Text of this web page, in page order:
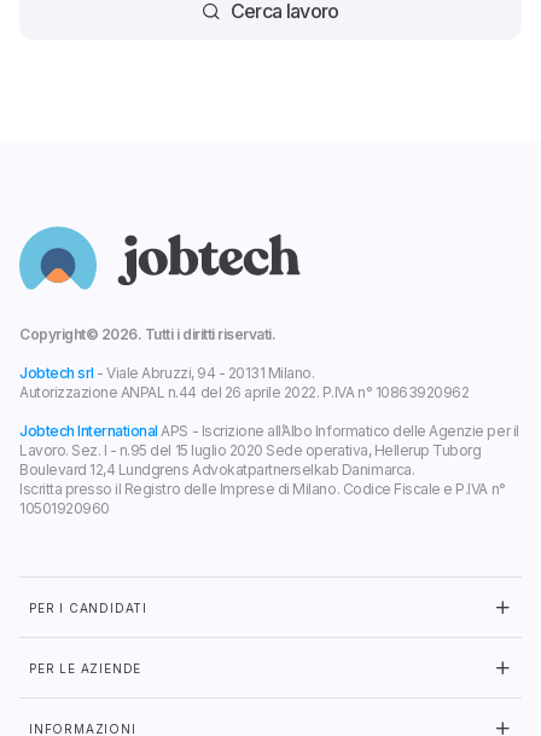
Cerca lavoro
Copyright© 2026. Tutti i diritti riservati.
Jobtech srl - Viale Abruzzi, 94 - 20131 Milano.
Autorizzazione ANPAL n.44 del 26 aprile 2022. P.IVA n° 10863920962
Jobtech International APS - Iscrizione all’Albo Informatico delle Agenzie per il
Lavoro. Sez. I - n.95 del 15 luglio 2020 Sede operativa, Hellerup Tuborg
Boulevard 12,4 Lundgrens Advokatpartnerselkab Danimarca.
Iscritta presso il Registro delle Imprese di Milano. Codice Fiscale e P.IVA n°
10501920960
PER I CANDIDATI
PER LE AZIENDE
INFORMAZIONI